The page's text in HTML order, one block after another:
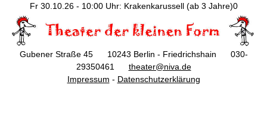
Fr 30.10.26 - 10:00 Uhr: Krakenkarussell (ab 3 Jahre)0
Gubener Straße 45 10243 Berlin - Friedrichshain 030-
29350461 theater@niva.de
Impressum - Datenschutzerklärung